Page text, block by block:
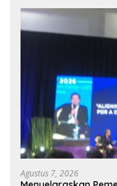
Agustus 7, 2026